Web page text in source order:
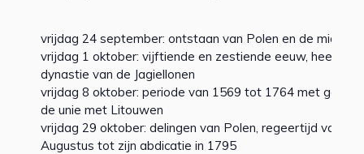
vrijdag 24 september: ontstaan van Polen en de
vrijdag 1 oktober: vijftiende en zestiende eeuw,
dynastie van de Jagiellonen
vrijdag 8 oktober: periode van 1569 tot 1764 met
de unie met Litouwen
vrijdag 29 oktober: delingen van Polen, regeertijd van
Augustus tot zijn abdicatie in 1795